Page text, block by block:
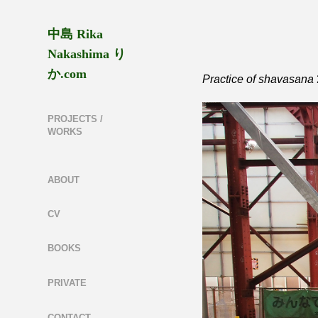
中島 Rika
Nakashima り
か.com
PROJECTS /
WORKS
ABOUT
CV
BOOKS
PRIVATE
Practice of shavasana